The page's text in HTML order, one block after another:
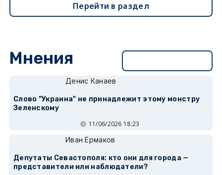
Перейти в раздел
Мнения
Денис Канаев
Слово "Украина" не принадлежит этому монстру
Зеленскому
11/06/2026 18:23
Иван Ермаков
Депутаты Севастополя: кто они для города —
представители или наблюдатели?